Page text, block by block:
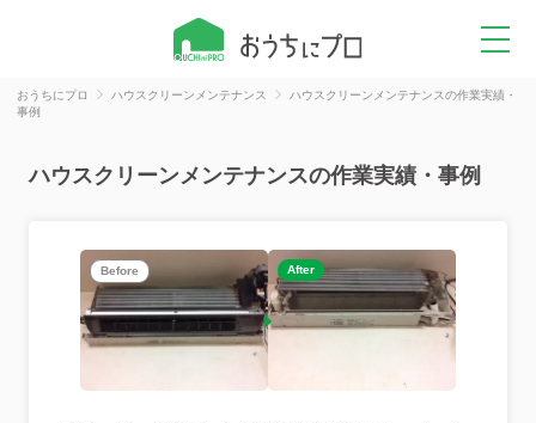
おうちにプロ ハウスクリーンメンテナンス
ハウスクリーンメンテナンスの作業実績・
事例
ハウスクリーンメンテナンスの作業実績・事例
Before After